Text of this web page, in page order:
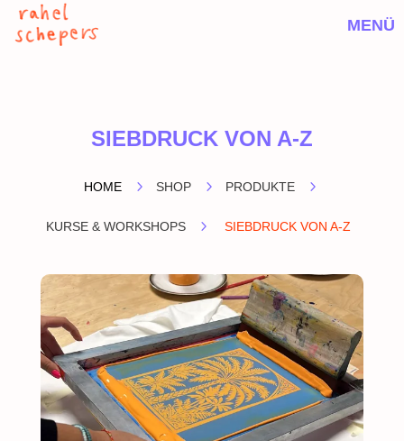
MENÜ
SIEBDRUCK VON A-Z
HOME 5 SHOP 5 PRODUKTE 5
KURSE & WORKSHOPS 5 SIEBDRUCK VON A-Z